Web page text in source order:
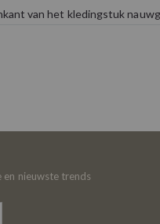
van het kledingstuk
en nieuwste trends